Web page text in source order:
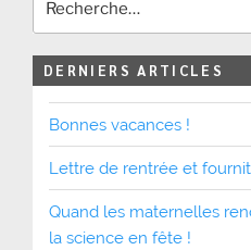
DERNIERS ARTICLES
Bonnes vacances !
Lettre de rentrée et
Quand les maternelles
la science en fête !